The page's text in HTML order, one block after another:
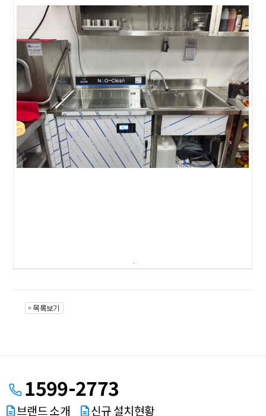
브랜드 소개 신규 설치현황
1599-2773